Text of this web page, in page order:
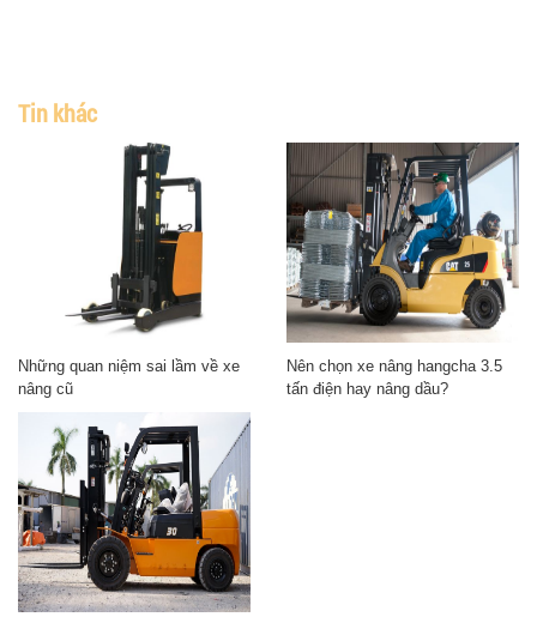
Tin khác
Những quan niệm sai lầm về xe
nâng cũ
Nên chọn xe nâng hangcha 3.5
tấn điện hay nâng dầu?